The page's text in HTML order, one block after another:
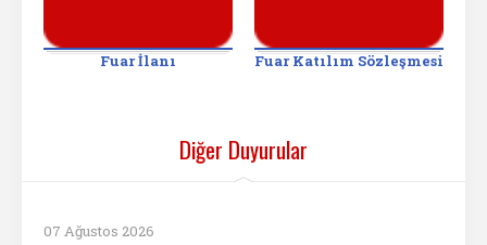
Fuar İlanı Fuar Katılım Sözleşmesi
Diğer Duyurular
07 Ağustos 2026